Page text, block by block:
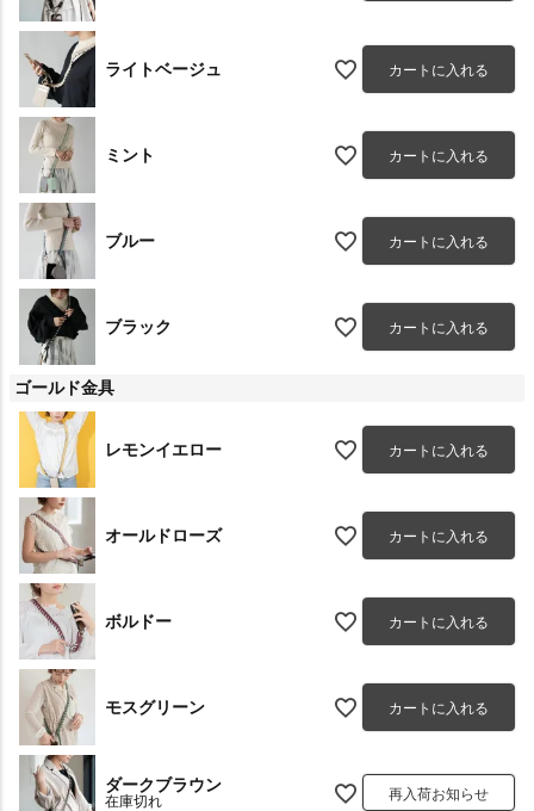
ライトベージュ カートに入れる
ミント カートに入れる
ブルー カートに入れる
ブラック カートに入れる
ゴールド金具
レモンイエロー カートに入れる
オールドローズ カートに入れる
ボルドー カートに入れる
モスグリーン カートに入れる
ダークブラウン
在庫切れ 再入荷お知らせ